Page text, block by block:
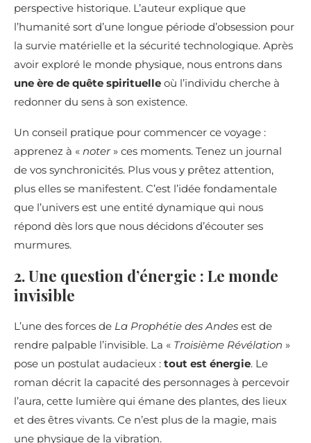
perspective historique. L’auteur explique que
l’humanité sort d’une longue période d’obsession pour
la survie matérielle et la sécurité technologique. Après
avoir exploré le monde physique, nous entrons dans
une ère de quête spirituelle où l’individu cherche à
redonner du sens à son existence.
Un conseil pratique pour commencer ce voyage :
apprenez à « noter» ces moments. Tenez un journal
de vos synchronicités. Plus vous y prêtez attention,
plus elles se manifestent. C’est l’idée fondamentale
que l’univers est une entité dynamique qui nous
répond dès lors que nous décidons d’écouter ses
murmures.
2. Une question d’énergie : Le monde
invisible
L’une des forces de La Prophétie des Andes est de
rendre palpable l’invisible. La « Troisième Révélation »
pose un postulat audacieux : tout est énergie. Le
roman décrit la capacité des personnages à percevoir
l’aura, cette lumière qui émane des plantes, des lieux
et des êtres vivants. Ce n’est plus de la magie, mais
une physique de la vibration.